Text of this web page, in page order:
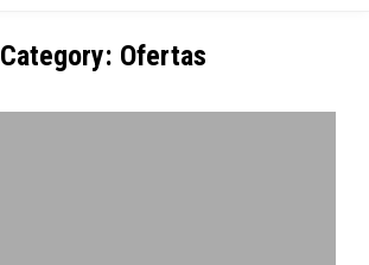
Category: Ofertas